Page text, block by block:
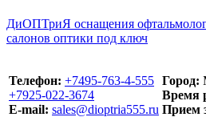
ДиОПТриЯ оснащения
салонов оптики под ключ
Телефон: ‪+7495-763-4-555‬
‪+7925-022-3674‬
E-mail: sales@dioptria555.ru
Город:
Время
Прием